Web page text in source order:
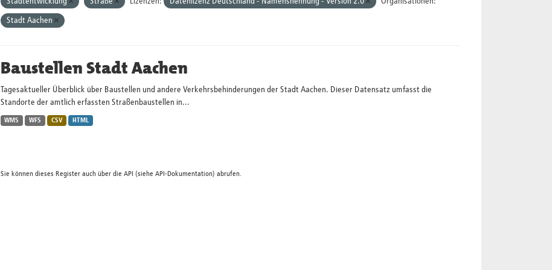
Stadt Aachen
Baustellen Stadt Aachen
Tagesaktueller Überblick über Baustellen und andere Verkehrsbehinderungen der Stadt Aachen. Dieser Datensatz umfasst die
Standorte der amtlich erfassten Straßenbaustellen in...
WMS WFS CSV HTML
Sie können dieses Register auch über die API (siehe API-Dokumentation) abrufen.